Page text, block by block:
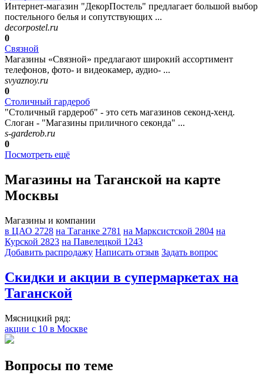
Интернет-магазин "ДекорПостель" предлагает большой выбор
постельного белья и сопутствующих ...
decorpostel.ru
0
Связной
Магазины «Связной» предлагают широкий ассортимент
телефонов, фото- и видеокамер, аудио- ...
svyaznoy.ru
0
Столичный гардероб
"Столичный гардероб" - это сеть магазинов секонд-хенд.
Слоган - "Магазины приличного секонда" ...
s-garderob.ru
0
Посмотреть ещё
Магазины на Таганской на карте
Москвы
Магазины и компании
в ЦАО 2728 на Таганке 2781 на Марксистской 2804 на
Курской 2823 на Павелецкой 1243
Добавить раcпродажу Написать отзыв Задать вопрос
Скидки и акции в супермаркетах на
Таганской
Мясницкий ряд:
акции с 10 в Москве
Вопросы по теме